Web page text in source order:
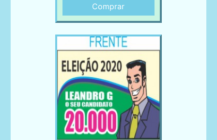
Comprar